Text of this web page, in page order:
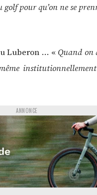
pour qu’on ne se
Luberon … « Quand on
ANNONCE